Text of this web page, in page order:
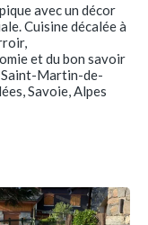
avec un décor
Cuisine décalée à
et du bon savoir
Saint-Martin-de-
Savoie, Alpes